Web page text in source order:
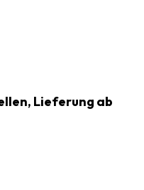
Lieferung ab